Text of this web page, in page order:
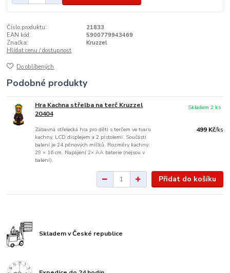
Číslo produktu:
21833
EAN kód:
5900779943469
Značka:
Kruzzel
Hlídat cenu / dostupnost
Do oblíbených
Podobné produkty
Hra Kachna střelba na terč Kruzzel
20404
Zábavná střelecká hra pro děti s terčem ve tvaru
kachny, LCD displejem a 2 pistolemi. Součástí
balení je 24 pěnových míčků. Rozměry kachny:
29 × 16 cm. Napájení 2× AA baterie (nejsou v
balení).
499 Kč/ks
Skladem 2 ks
Přidat do košíku
Skladem v České republice